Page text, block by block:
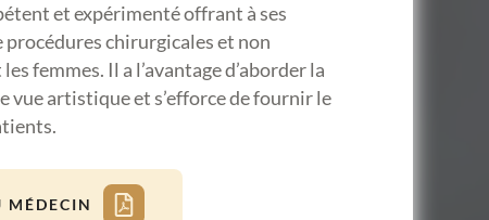
et expérimenté offrant à ses
chirurgicales et non
femmes. Il a l’avantage d’aborder la
vue artistique et s’efforce de fournir le
MÉDECIN